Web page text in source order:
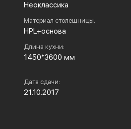
Неоклассика
Материал столешницы:
HPL+основа
Длина кухни:
1450*3600 мм
Дата сдачи:
21.10.2017